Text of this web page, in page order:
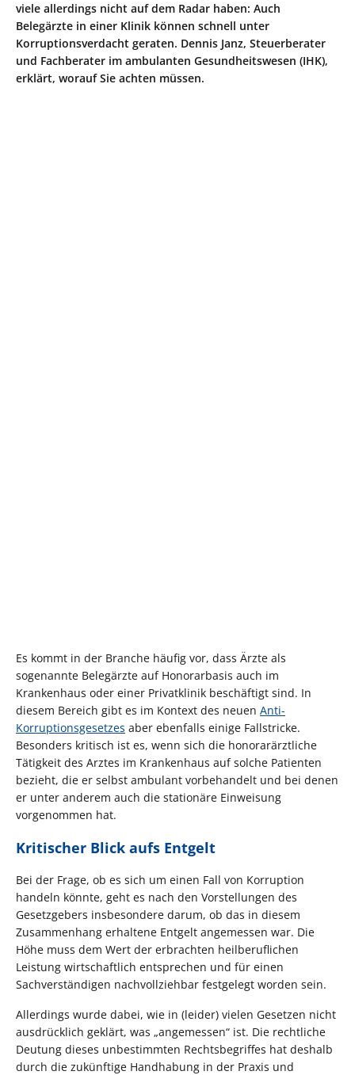
viele allerdings nicht auf dem Radar haben: Auch
Belegärzte in einer Klinik können schnell unter
Korruptionsverdacht geraten. Dennis Janz, Steuerberater
und Fachberater im ambulanten Gesundheitswesen (IHK),
erklärt, worauf Sie achten müssen.
Es kommt in der Branche häufig vor, dass Ärzte als
sogenannte Belegärzte auf Honorarbasis auch im
Krankenhaus oder einer Privatklinik beschäftigt sind. In
diesem Bereich gibt es im Kontext des neuen Anti-
Korruptionsgesetzes aber ebenfalls einige Fallstricke.
Besonders kritisch ist es, wenn sich die honorarärztliche
Tätigkeit des Arztes im Krankenhaus auf solche Patienten
bezieht, die er selbst ambulant vorbehandelt und bei denen
er unter anderem auch die stationäre Einweisung
vorgenommen hat.
Kritischer Blick aufs Entgelt
Bei der Frage, ob es sich um einen Fall von Korruption
handeln könnte, geht es nach den Vorstellungen des
Gesetzgebers insbesondere darum, ob das in diesem
Zusammenhang erhaltene Entgelt angemessen war. Die
Höhe muss dem Wert der erbrachten heilberuflichen
Leistung wirtschaftlich entsprechen und für einen
Sachverständigen nachvollziehbar festgelegt worden sein.
Allerdings wurde dabei, wie in (leider) vielen Gesetzen nicht
ausdrücklich geklärt, was „angemessen“ ist. Die rechtliche
Deutung dieses unbestimmten Rechtsbegriffes hat deshalb
durch die zukünftige Handhabung in der Praxis und